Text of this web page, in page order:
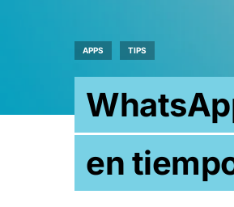
APPS TIPS
en